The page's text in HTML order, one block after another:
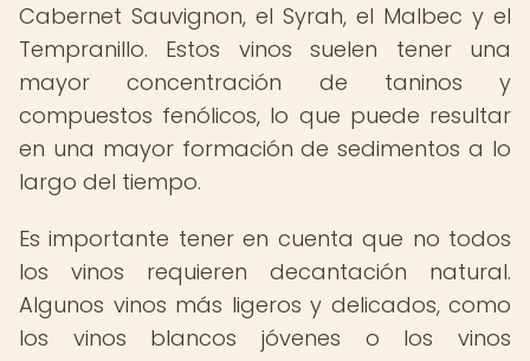
Cabernet Sauvignon, el Syrah, el Malbec y el
Tempranillo. Estos vinos suelen tener una
mayor concentración de taninos y
compuestos fenólicos, lo que puede resultar
en una mayor formación de sedimentos a lo
largo del tiempo.
Es importante tener en cuenta que no todos
los vinos requieren decantación natural.
Algunos vinos más ligeros y delicados, como
los vinos blancos jóvenes o los vinos